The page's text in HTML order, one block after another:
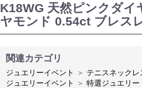
K18WG 天然ピンクダイ
ヤモンド 0.54ct ブレス
関連カテゴリ
ジュエリーイベント ＞ テニスネックレ
ジュエリーイベント
＞ 特選ジュエリー